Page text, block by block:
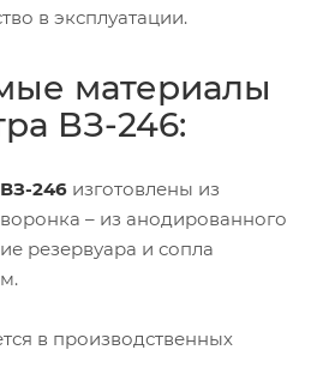
в эксплуатации.
материалы
ВЗ-246:
ВЗ-246 изготовлены из
– из анодированного
резервуара и сопла
в производственных